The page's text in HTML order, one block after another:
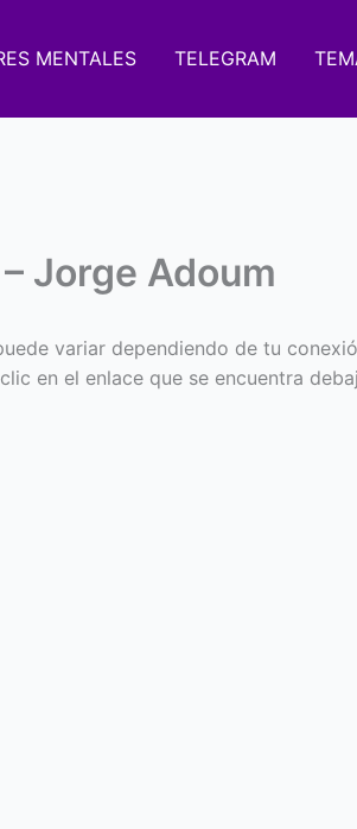
MENTALES TELEGRAM
Jorge Adoum
variar dependiendo de tu
en el enlace que se encuentra